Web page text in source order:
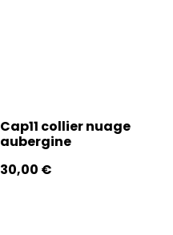
Cap11 collier nuage
aubergine
30,00 €